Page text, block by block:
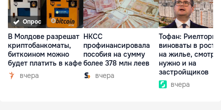
Опрос
В Молдове разрешат
криптобанкоматы,
биткоином можно
будет платить в кафе
вчера
НКСС
профинансировала
пособия на сумму
более 378 млн леев
вчера
Тофан: Риелторы
виноваты в росте
на жилье,
нужно и на
застройщиков
вчера